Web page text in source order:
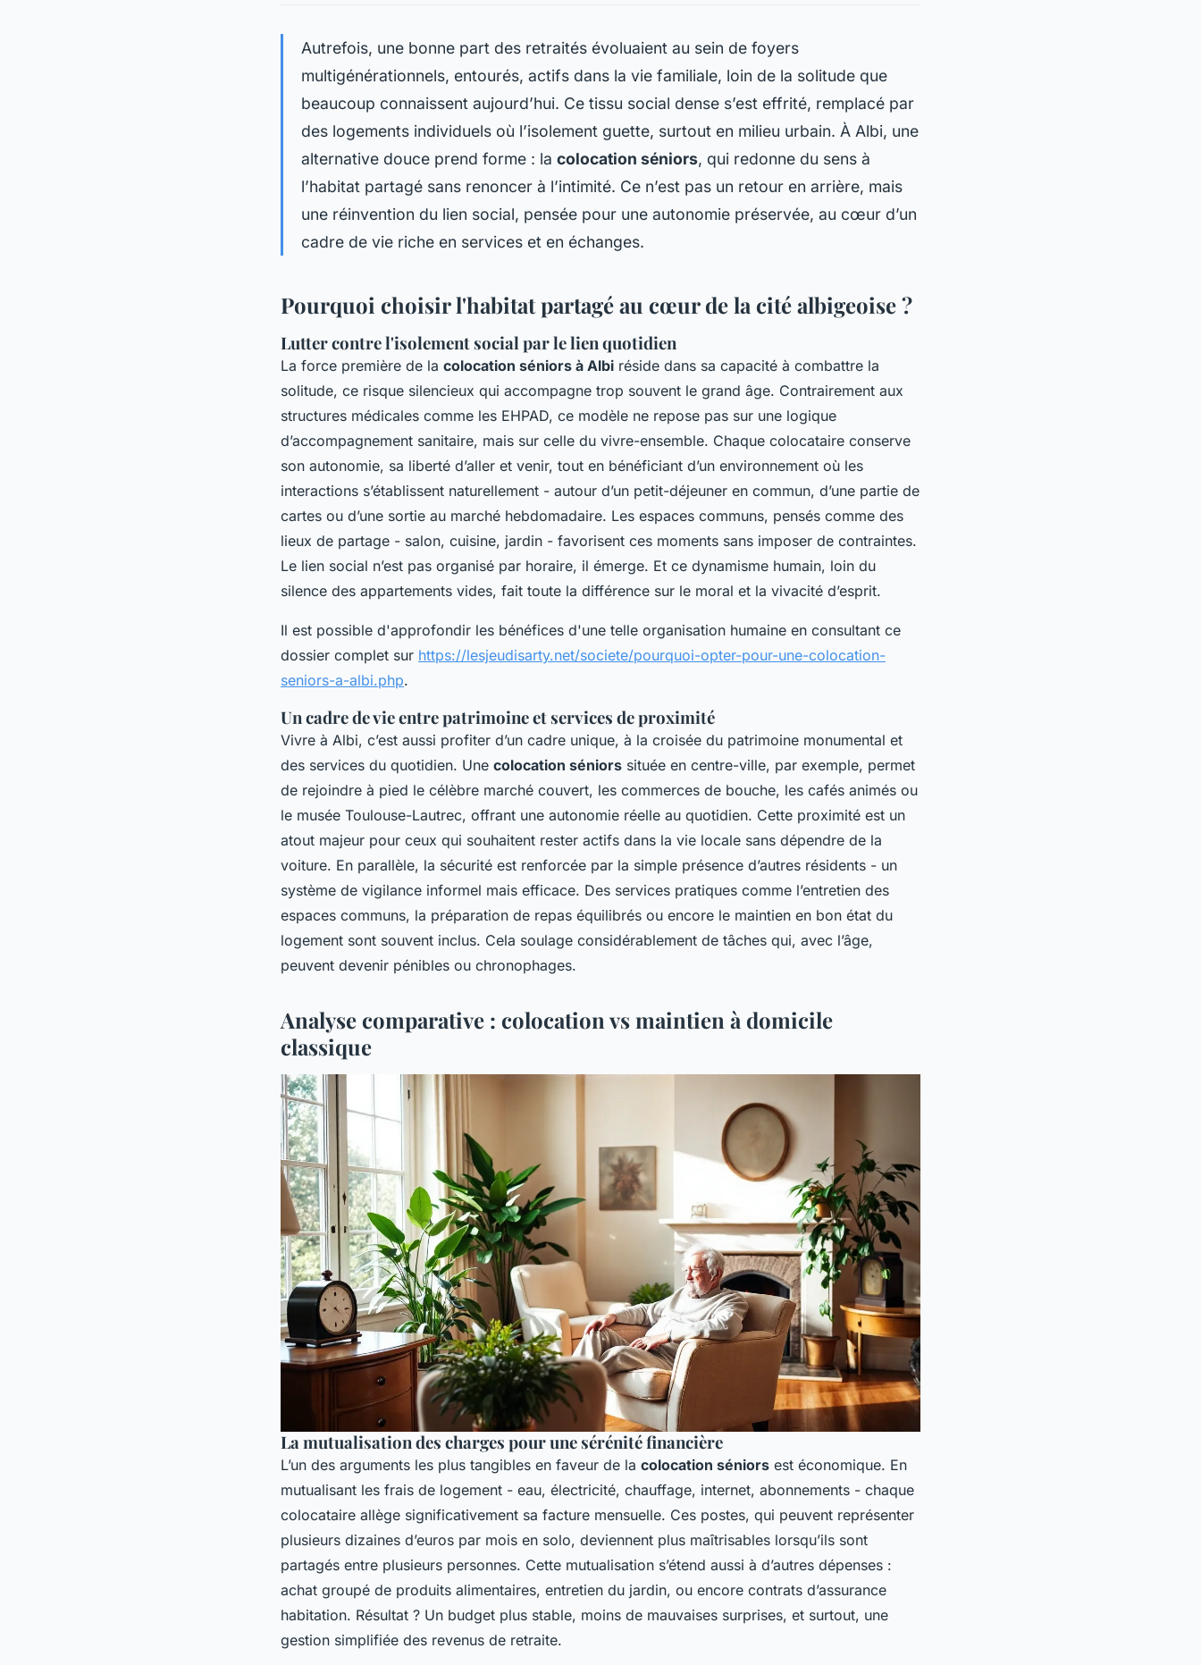
Autrefois, une bonne part des retraités évoluaient au sein de foyers
multigénérationnels, entourés, actifs dans la vie familiale, loin de la solitude que
beaucoup connaissent aujourd’hui. Ce tissu social dense s’est effrité, remplacé par
des logements individuels où l’isolement guette, surtout en milieu urbain. À Albi, une
alternative douce prend forme : la colocation séniors, qui redonne du sens à
l’habitat partagé sans renoncer à l’intimité. Ce n’est pas un retour en arrière, mais
une réinvention du lien social, pensée pour une autonomie préservée, au cœur d’un
cadre de vie riche en services et en échanges.
Pourquoi choisir l'habitat partagé au cœur de la cité albigeoise ?
Lutter contre l'isolement social par le lien quotidien
La force première de la colocation séniors à Albi réside dans sa capacité à combattre la
solitude, ce risque silencieux qui accompagne trop souvent le grand âge. Contrairement aux
structures médicales comme les EHPAD, ce modèle ne repose pas sur une logique
d’accompagnement sanitaire, mais sur celle du vivre-ensemble. Chaque colocataire conserve
son autonomie, sa liberté d’aller et venir, tout en bénéficiant d’un environnement où les
interactions s’établissent naturellement - autour d’un petit-déjeuner en commun, d’une partie de
cartes ou d’une sortie au marché hebdomadaire. Les espaces communs, pensés comme des
lieux de partage - salon, cuisine, jardin - favorisent ces moments sans imposer de contraintes.
Le lien social n’est pas organisé par horaire, il émerge. Et ce dynamisme humain, loin du
silence des appartements vides, fait toute la différence sur le moral et la vivacité d’esprit.
Il est possible d'approfondir les bénéfices d'une telle organisation humaine en consultant ce
dossier complet sur https://lesjeudisarty.net/societe/pourquoi-opter-pour-une-colocation-
seniors-a-albi.php.
Un cadre de vie entre patrimoine et services de proximité
Vivre à Albi, c’est aussi profiter d’un cadre unique, à la croisée du patrimoine monumental et
des services du quotidien. Une colocation séniors située en centre-ville, par exemple, permet
de rejoindre à pied le célèbre marché couvert, les commerces de bouche, les cafés animés ou
le musée Toulouse-Lautrec, offrant une autonomie réelle au quotidien. Cette proximité est un
atout majeur pour ceux qui souhaitent rester actifs dans la vie locale sans dépendre de la
voiture. En parallèle, la sécurité est renforcée par la simple présence d’autres résidents - un
système de vigilance informel mais efficace. Des services pratiques comme l’entretien des
espaces communs, la préparation de repas équilibrés ou encore le maintien en bon état du
logement sont souvent inclus. Cela soulage considérablement de tâches qui, avec l’âge,
peuvent devenir pénibles ou chronophages.
Analyse comparative : colocation vs maintien à domicile
classique
La mutualisation des charges pour une sérénité financière
L’un des arguments les plus tangibles en faveur de la colocation séniors est économique. En
mutualisant les frais de logement - eau, électricité, chauffage, internet, abonnements - chaque
colocataire allège significativement sa facture mensuelle. Ces postes, qui peuvent représenter
plusieurs dizaines d’euros par mois en solo, deviennent plus maîtrisables lorsqu’ils sont
partagés entre plusieurs personnes. Cette mutualisation s’étend aussi à d’autres dépenses :
achat groupé de produits alimentaires, entretien du jardin, ou encore contrats d’assurance
habitation. Résultat ? Un budget plus stable, moins de mauvaises surprises, et surtout, une
gestion simplifiée des revenus de retraite.